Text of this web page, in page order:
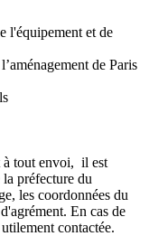
l'équipement et de
de Paris
à tout envoi, il est
préfecture du
les coordonnées du
En cas de
contactée.